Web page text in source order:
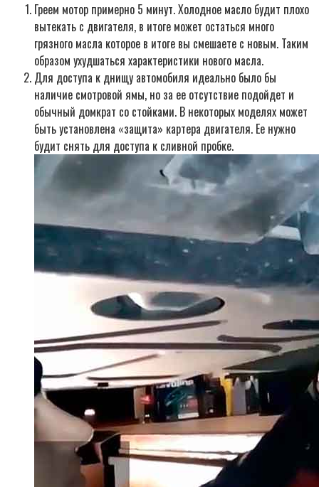
Греем мотор примерно 5 минут. Холодное масло будит плохо
вытекать с двигателя, в итоге может остаться много
грязного масла которое в итоге вы смешаете с новым. Таким
образом ухудшаться характеристики нового масла.
Для доступа к днищу автомобиля идеально было бы
наличие смотровой ямы, но за ее отсутствие подойдет и
обычный домкрат со стойками. В некоторых моделях может
быть установлена «защита» картера двигателя. Ее нужно
будит снять для доступа к сливной пробке.